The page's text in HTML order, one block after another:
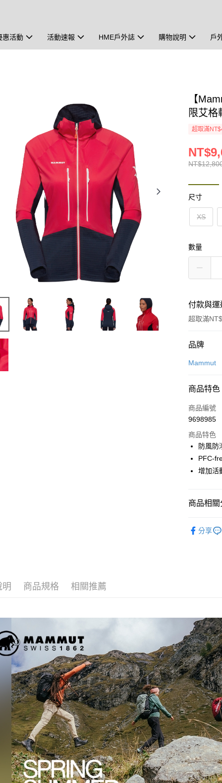
惠活動 活動速報 HME戶外誌 購物說明 戶
【
限艾
超取滿
尺寸
XS
數量
付款與
超取滿
付款方式
信用卡一
合作金
華南商
上海商
國泰世
聯邦商
台新國
超商取貨
LINE Pay
Apple Pay
ATM付款
運送方式
每筆
每筆
宅配
每筆
離島宅配
每筆
付款後門
免運費
品牌
Mammut
商品特色
商品編號
9698985
商品特色
防風防
PFC-
增加活
商品相關
分享
明 商品規格 相關推薦